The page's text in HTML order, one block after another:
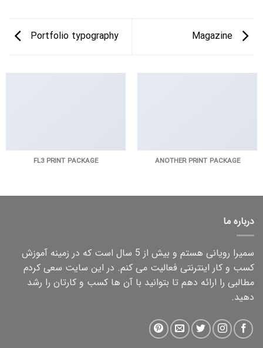
Portfolio typography
ANOTHER PRINT PACKAGE
FL3 PRINT PACKAGE
درباره ما
سمیرا رویانی هستم و بیش از 5 سال است که در زمینه آموزش
کسب و کار اینترنتی فعالیت می کنم. در این سایت سعی کردم
مطالبی را ارائه دهم تا بتوانید با آن ها کسب و کارتان را رشد
دهید.